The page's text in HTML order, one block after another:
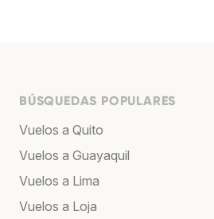
BÚSQUEDAS POPULARES
Vuelos a Quito
Vuelos a Guayaquil
Vuelos a Lima
Vuelos a Loja